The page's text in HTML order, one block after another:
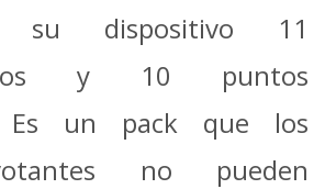
dispositivo 11
y 10 puntos
Es un pack que los
no pueden